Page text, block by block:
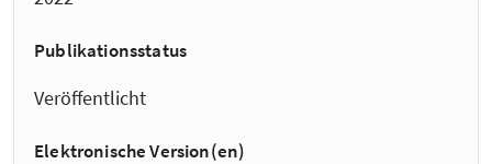
Publikationsstatus
Veröffentlicht
Elektronische Version(en)